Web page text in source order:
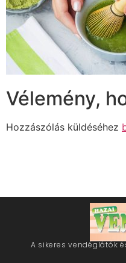
Vélemény,
Hozzászólás küldéséhez
A sikeres vendéglátók